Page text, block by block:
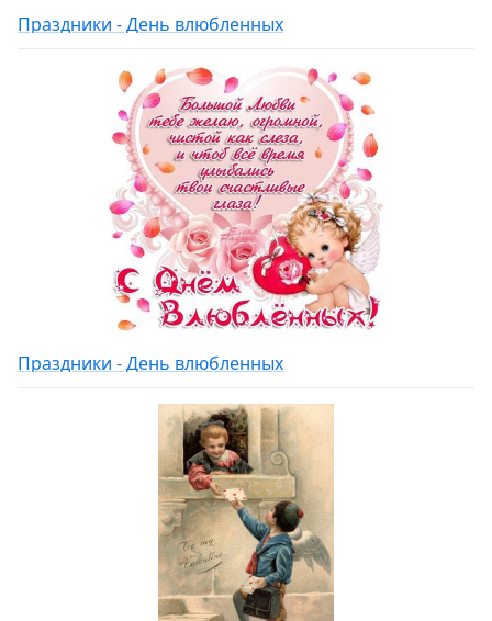
Праздники - День влюбленных
Праздники - День влюбленных